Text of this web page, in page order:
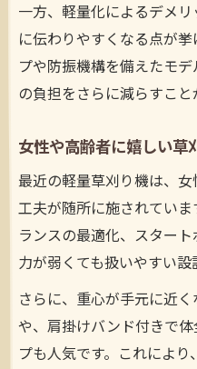
一方、軽量化によるデメ
に伝わりやすくなる点が
プや防振機構を備えたモ
の負担をさらに減らすこと
女性や高齢者に嬉しい草
最近の軽量草刈り機は、
工夫が随所に施されてい
ランスの最適化、スター
力が弱くても扱いやすい設
さらに、重心が手元に近
や、肩掛けバンド付きで
プも人気です。これによ